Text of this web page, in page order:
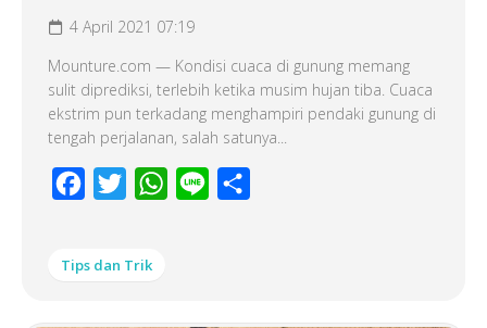
4 April 2021 07:19
Mounture.com — Kondisi cuaca di gunung memang
sulit diprediksi, terlebih ketika musim hujan tiba. Cuaca
ekstrim pun terkadang menghampiri pendaki gunung di
tengah perjalanan, salah satunya...
Facebook
Twitter WhatsApp
Line
Tips dan Trik